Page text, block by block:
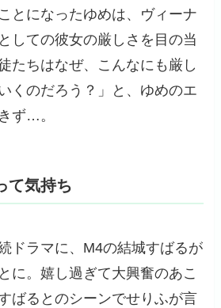
とになったゆめは、ヴィーナ
しての彼女の厳しさを目の当
たちはなぜ、こんなにも厳し
くのだろう？」と、ゆめのエ
ず…。
て気持ち
ドラマに、M4の結城すばるが
に。嬉し過ぎて大興奮のあこ
ばるとのシーンでせりふが言